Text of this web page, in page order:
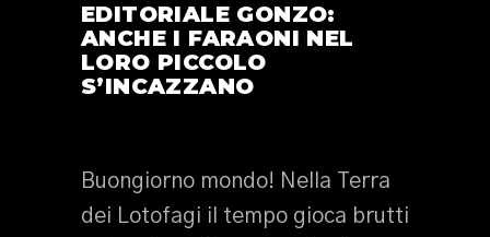
EDITORIALE GONZO:
ANCHE I FARAONI NEL
LORO PICCOLO
S’INCAZZANO
Buongiorno mondo! Nella Terra
dei Lotofagi il tempo gioca brutti